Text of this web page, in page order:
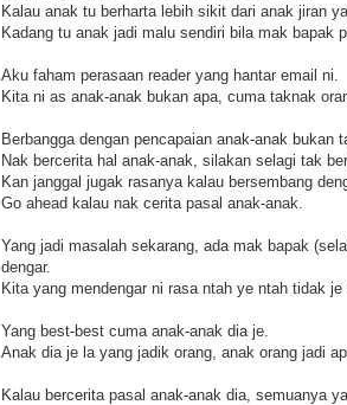
Kalau anak tu berharta lebih sikit dari anak jiran
Kadang tu anak jadi malu sendiri bila mak bapak
Aku faham perasaan reader yang hantar email ni.
Kita ni as anak-anak bukan apa, cuma taknak
Berbangga dengan pencapaian anak-anak bukan
Nak bercerita hal anak-anak, silakan selagi tak
Kan janggal jugak rasanya kalau bersembang
Go ahead kalau nak cerita pasal anak-anak.
Yang jadi masalah sekarang, ada mak bapak
dengar.
Kita yang mendengar ni rasa ntah ye ntah tidak
Yang best-best cuma anak-anak dia je.
Anak dia je la yang jadik orang, anak orang jadi
Kalau bercerita pasal anak-anak dia, semuanya